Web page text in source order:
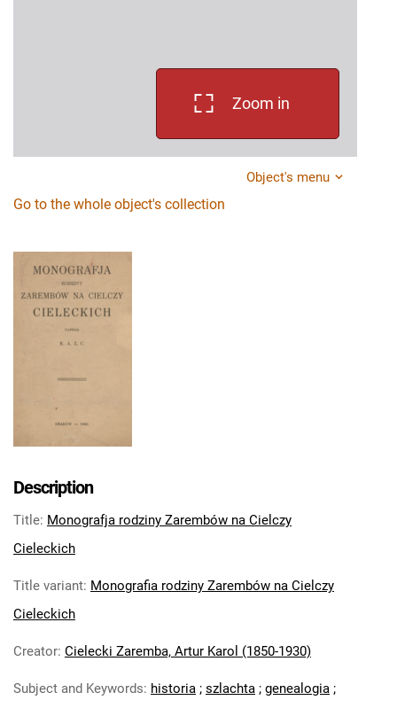
Zoom in
Object's menu
Go to the whole object's collection
Description
Title: Monografja rodziny Zarembów na Cielczy
Cieleckich
Title variant: Monografia rodziny Zarembów na Cielczy
Cieleckich
Creator: Cielecki Zaremba, Artur Karol (1850-1930)
Subject and Keywords: historia ; szlachta ; genealogia ;